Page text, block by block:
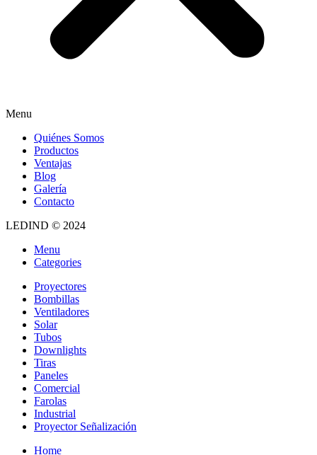
Menu
Quiénes Somos
Productos
Ventajas
Blog
Galería
Contacto
LEDIND © 2024
Menu
Categories
Proyectores
Bombillas
Ventiladores
Solar
Tubos
Downlights
Tiras
Paneles
Comercial
Farolas
Industrial
Proyector Señalización
Home